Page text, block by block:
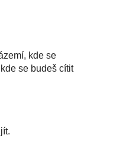
kde se
se budeš cítit